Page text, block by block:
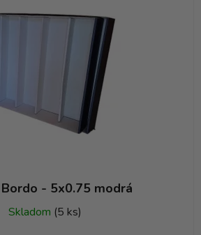
- 5x0.75 modrá
Skladom (5 ks)